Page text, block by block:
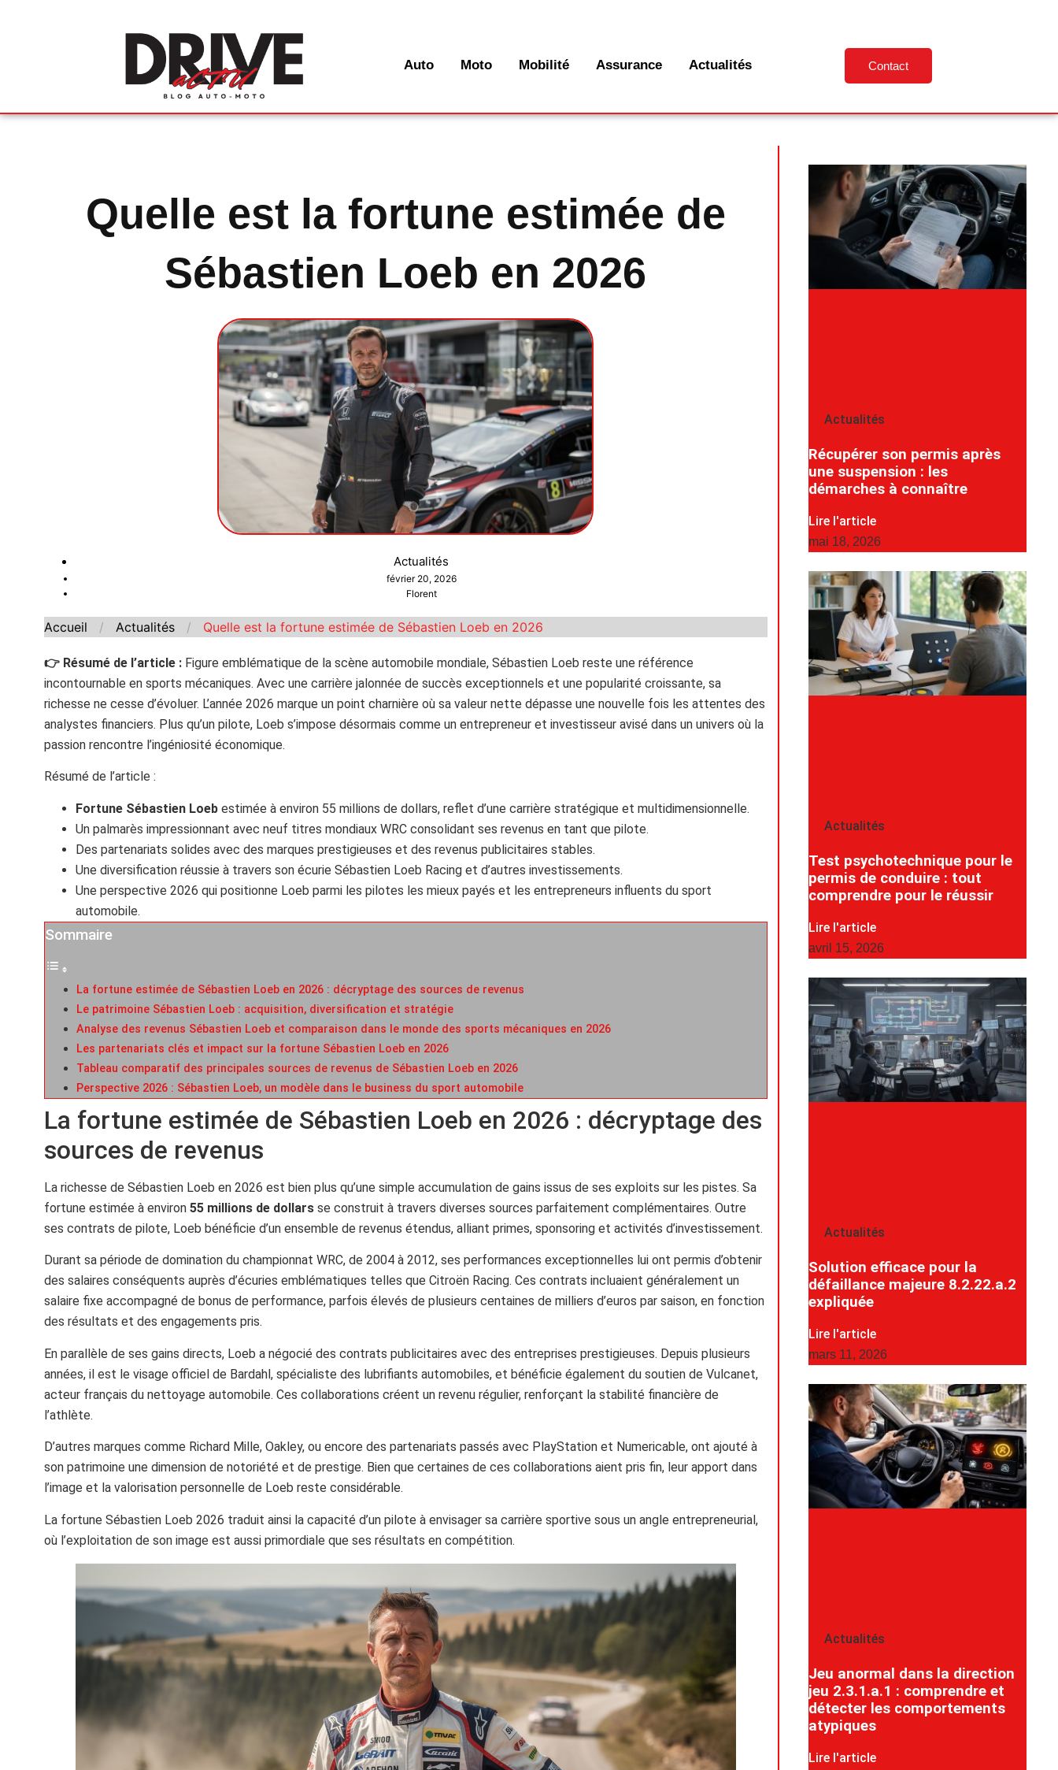
Auto Moto Mobilité Assurance Actualités Contact
Quelle est la fortune estimée de
Sébastien Loeb en 2026
Actualités
février 20, 2026
Florent
Accueil / Actualités / Quelle est la fortune estimée de Sébastien Loeb en 2026
👉 Résumé de l’article : Figure emblématique de la scène automobile mondiale, Sébastien Loeb reste une référence
incontournable en sports mécaniques. Avec une carrière jalonnée de succès exceptionnels et une popularité croissante, sa
richesse ne cesse d’évoluer. L’année 2026 marque un point charnière où sa valeur nette dépasse une nouvelle fois les attentes des
analystes financiers. Plus qu’un pilote, Loeb s’impose désormais comme un entrepreneur et investisseur avisé dans un univers où la
passion rencontre l’ingéniosité économique.
Résumé de l’article :
Fortune Sébastien Loeb estimée à environ 55 millions de dollars, reflet d’une carrière stratégique et multidimensionnelle.
Un palmarès impressionnant avec neuf titres mondiaux WRC consolidant ses revenus en tant que pilote.
Des partenariats solides avec des marques prestigieuses et des revenus publicitaires stables.
Une diversification réussie à travers son écurie Sébastien Loeb Racing et d’autres investissements.
Une perspective 2026 qui positionne Loeb parmi les pilotes les mieux payés et les entrepreneurs influents du sport
automobile.
Sommaire
La fortune estimée de Sébastien Loeb en 2026 : décryptage des sources de revenus
Le patrimoine Sébastien Loeb : acquisition, diversification et stratégie
Analyse des revenus Sébastien Loeb et comparaison dans le monde des sports mécaniques en 2026
Les partenariats clés et impact sur la fortune Sébastien Loeb en 2026
Tableau comparatif des principales sources de revenus de Sébastien Loeb en 2026
Perspective 2026 : Sébastien Loeb, un modèle dans le business du sport automobile
La fortune estimée de Sébastien Loeb en 2026 : décryptage des
sources de revenus
La richesse de Sébastien Loeb en 2026 est bien plus qu’une simple accumulation de gains issus de ses exploits sur les pistes. Sa
fortune estimée à environ 55 millions de dollars se construit à travers diverses sources parfaitement complémentaires. Outre
ses contrats de pilote, Loeb bénéficie d’un ensemble de revenus étendus, alliant primes, sponsoring et activités d’investissement.
Durant sa période de domination du championnat WRC, de 2004 à 2012, ses performances exceptionnelles lui ont permis d’obtenir
des salaires conséquents auprès d’écuries emblématiques telles que Citroën Racing. Ces contrats incluaient généralement un
salaire fixe accompagné de bonus de performance, parfois élevés de plusieurs centaines de milliers d’euros par saison, en fonction
des résultats et des engagements pris.
En parallèle de ses gains directs, Loeb a négocié des contrats publicitaires avec des entreprises prestigieuses. Depuis plusieurs
années, il est le visage officiel de Bardahl, spécialiste des lubrifiants automobiles, et bénéficie également du soutien de Vulcanet,
acteur français du nettoyage automobile. Ces collaborations créent un revenu régulier, renforçant la stabilité financière de
l’athlète.
D’autres marques comme Richard Mille, Oakley, ou encore des partenariats passés avec PlayStation et Numericable, ont ajouté à
son patrimoine une dimension de notoriété et de prestige. Bien que certaines de ces collaborations aient pris fin, leur apport dans
l’image et la valorisation personnelle de Loeb reste considérable.
La fortune Sébastien Loeb 2026 traduit ainsi la capacité d’un pilote à envisager sa carrière sportive sous un angle entrepreneurial,
où l’exploitation de son image est aussi primordiale que ses résultats en compétition.
Actualités
Récupérer son permis après
une suspension : les
démarches à connaître
Lire l'article
mai 18, 2026
Actualités
Test psychotechnique pour le
permis de conduire : tout
comprendre pour le réussir
Lire l'article
avril 15, 2026
Actualités
Solution efficace pour la
défaillance majeure 8.2.22.a.2
expliquée
Lire l'article
mars 11, 2026
Actualités
Jeu anormal dans la direction
jeu 2.3.1.a.1 : comprendre et
détecter les comportements
atypiques
Lire l'article